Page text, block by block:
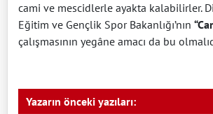
cami ve mescidlerle ayakta kalabilirler.
Eğitim ve Gençlik Spor Bakanlığı’nın
çalışmasının yegâne amacı da bu
Yazarın önceki yazıları: